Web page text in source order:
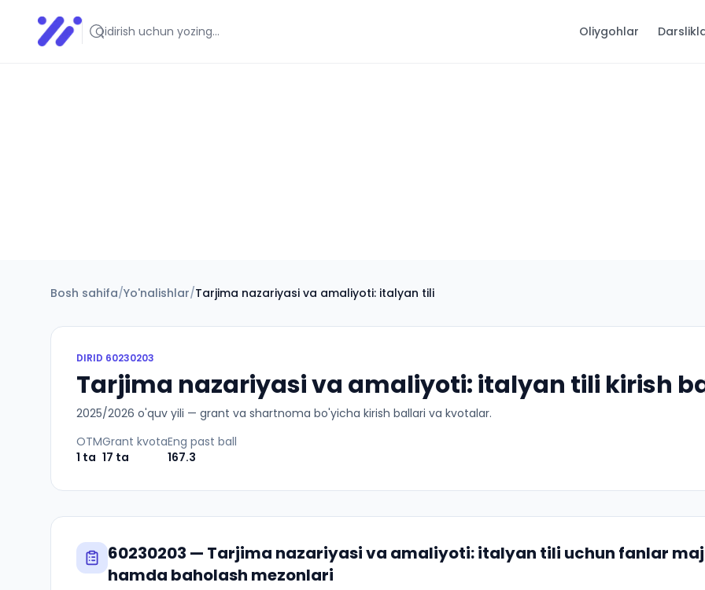
Infoedu
Ta&#039;lim xabarlari va yangiliklari Oliygohlar
Bosh sahifa/Yo'nalishlar/Tarjima nazariyasi va amaliyoti: italyan tili
DIRID 60230203
Tarjima nazariyasi va amaliyoti: italyan tili kirish
2025/2026 o'quv yili — grant va shartnoma bo'yicha kirish ballari va kvotalar.
OTM
1 ta
Grant kvota
17 ta
Eng past ball
167.3
60230203 — Tarjima nazariyasi va amaliyoti: italyan tili uchun fanlar
hamda baholash mezonlari